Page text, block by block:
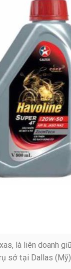
là liên doanh
sở tại Dallas